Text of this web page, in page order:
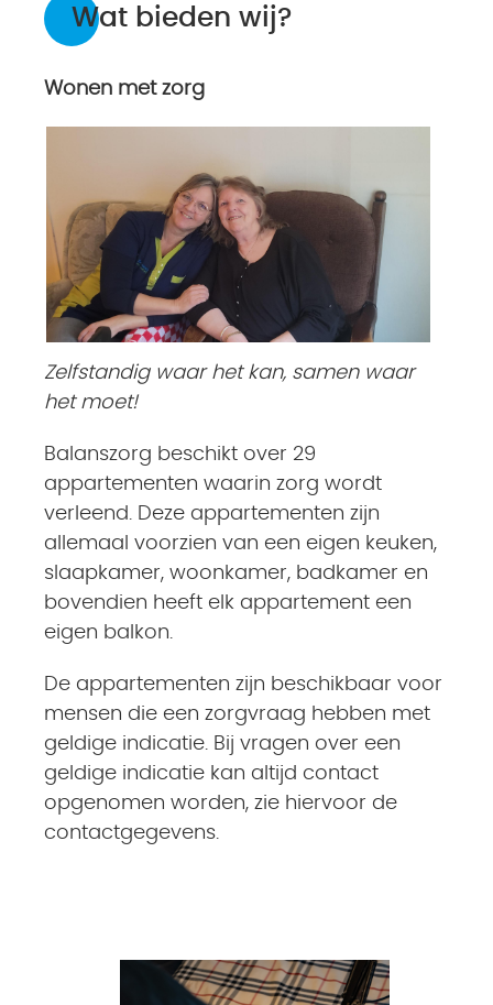
Wat bieden wij?
Wonen met zorg
Zelfstandig waar het kan, samen waar
het moet!
Balanszorg beschikt over 29
appartementen waarin zorg wordt
verleend. Deze appartementen zijn
allemaal voorzien van een eigen keuken,
slaapkamer, woonkamer, badkamer en
bovendien heeft elk appartement een
eigen balkon.
De appartementen zijn beschikbaar voor
mensen die een zorgvraag hebben met
geldige indicatie. Bij vragen over een
geldige indicatie kan altijd contact
opgenomen worden, zie hiervoor de
contactgegevens.